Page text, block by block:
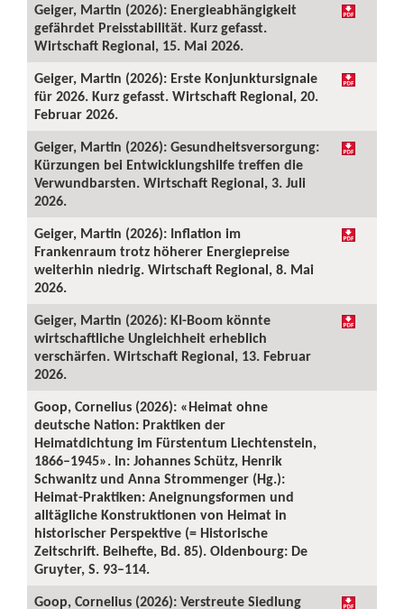
Geiger, Martin (2026): Energieabhängigkeit
gefährdet Preisstabilität. Kurz gefasst.
Wirtschaft Regional, 15. Mai 2026.
Geiger, Martin (2026): Erste Konjunktursignale
für 2026. Kurz gefasst. Wirtschaft Regional, 20.
Februar 2026.
Geiger, Martin (2026): Gesundheitsversorgung:
Kürzungen bei Entwicklungshilfe treffen die
Verwundbarsten. Wirtschaft Regional, 3. Juli
2026.
Geiger, Martin (2026): Inflation im
Frankenraum trotz höherer Energiepreise
weiterhin niedrig. Wirtschaft Regional, 8. Mai
2026.
Geiger, Martin (2026): KI-Boom könnte
wirtschaftliche Ungleichheit erheblich
verschärfen. Wirtschaft Regional, 13. Februar
2026.
Goop, Cornelius (2026): «Heimat ohne
deutsche Nation: Praktiken der
Heimatdichtung im Fürstentum Liechtenstein,
1866–1945». In: Johannes Schütz, Henrik
Schwanitz und Anna Strommenger (Hg.):
Heimat-Praktiken: Aneignungsformen und
alltägliche Konstruktionen von Heimat in
historischer Perspektive (= Historische
Zeitschrift. Beihefte, Bd. 85). Oldenbourg: De
Gruyter, S. 93–114.
Goop, Cornelius (2026): Verstreute Siedlung